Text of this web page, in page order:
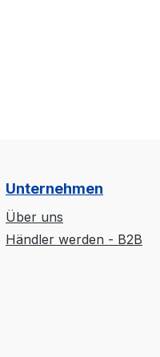
Unternehmen
Über uns
Händler werden - B2B